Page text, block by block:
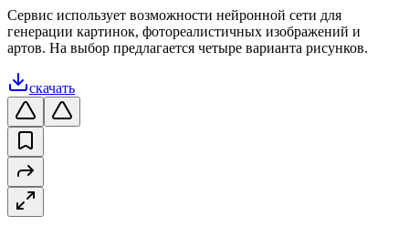
Сервис использует возможности нейронной сети для
генерации картинок, фотореалистичных изображений и
артов. На выбор предлагается четыре варианта рисунков.
скачать